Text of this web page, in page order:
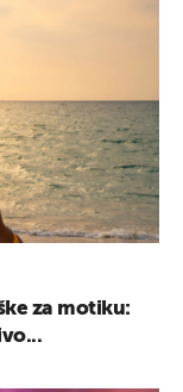
za motiku: